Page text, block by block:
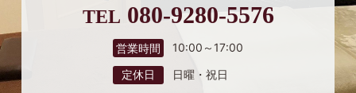
TEL 080-9280-5576
営業時間 10:00～17:00
定休日 日曜・祝日